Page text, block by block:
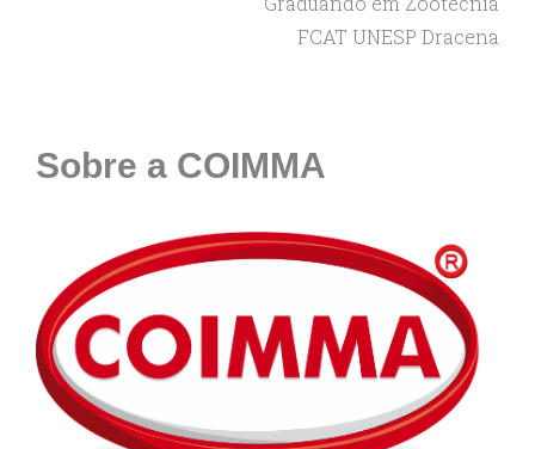
FCAT UNESP Dracena
Sobre a COIMMA